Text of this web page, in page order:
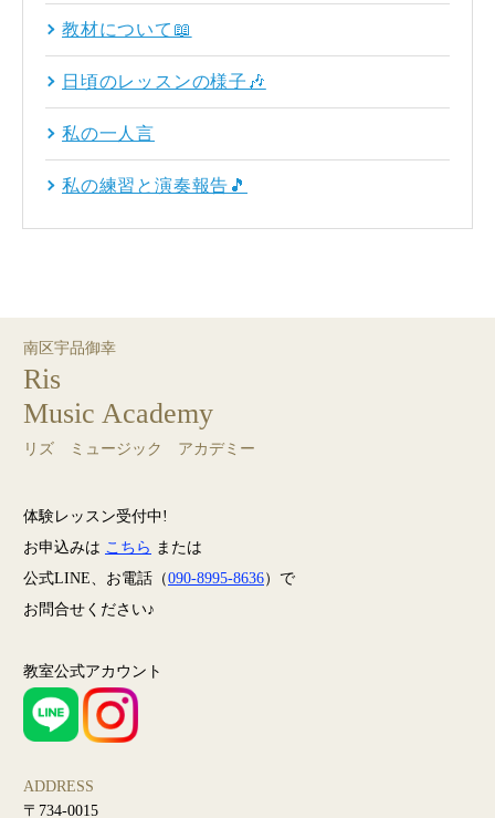
教材について📖
日頃のレッスンの様子🎶
私の一人言
私の練習と演奏報告🎵
南区宇品御幸
Ris
Music Academy
リズ ミュージック アカデミー
体験レッスン受付中!
お申込みは こちら または
公式LINE、お電話（090-8995-8636）で
お問合せください♪
教室公式アカウント
ADDRESS
〒734-0015